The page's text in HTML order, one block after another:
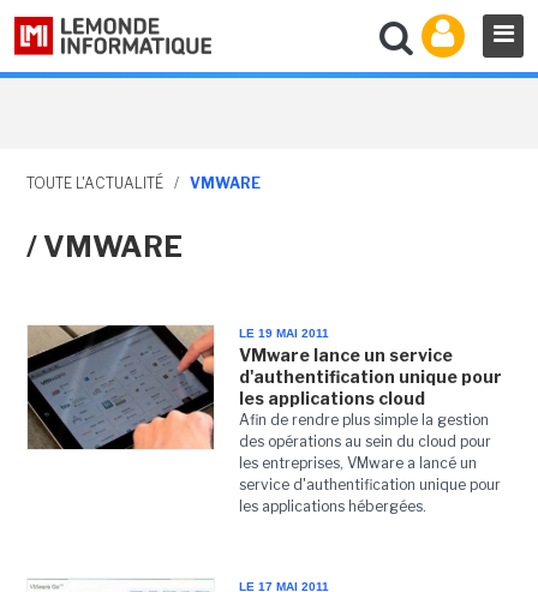
TOUTE L'ACTUALITÉ / VMWARE
/ VMWARE
LE 19 MAI 2011
VMware lance un service
d'authentification unique pour
les applications cloud
Afin de rendre plus simple la gestion
des opérations au sein du cloud pour
les entreprises, VMware a lancé un
service d'authentification unique pour
les applications hébergées.
LE 17 MAI 2011